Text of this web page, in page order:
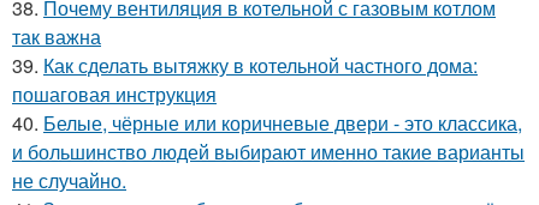
38. Почему вентиляция в котельной с газовым котлом
так важна
39. Как сделать вытяжку в котельной частного дома:
пошаговая инструкция
40. Белые, чёрные или коричневые двери - это классика,
и большинство людей выбирают именно такие варианты
не случайно.